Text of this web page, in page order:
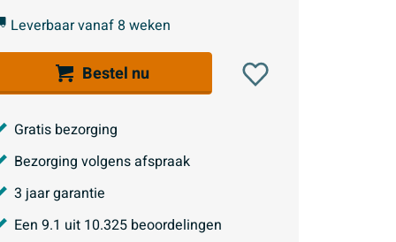
Leverbaar vanaf 8 weken
Bestel nu
Gratis bezorging
Bezorging volgens afspraak
3 jaar garantie
Een 9.1 uit 10.325 beoordelingen